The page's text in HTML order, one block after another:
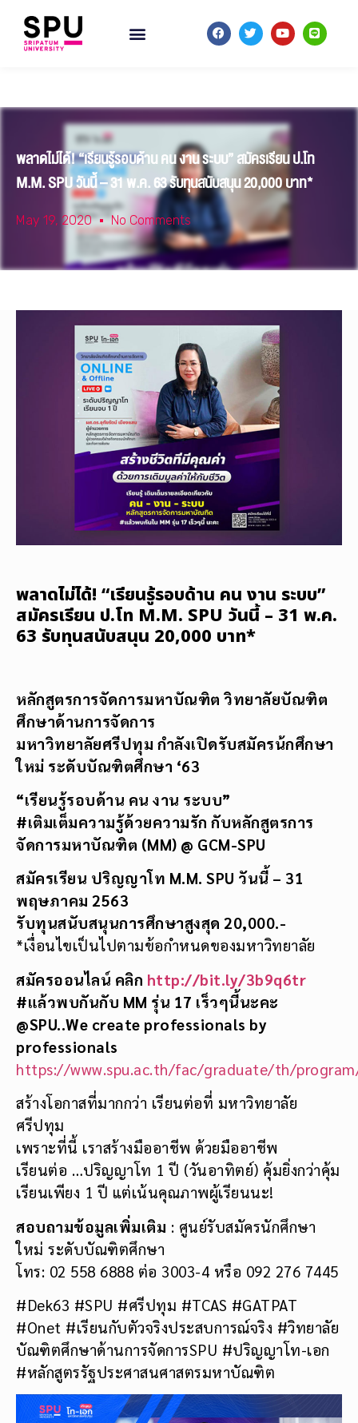
พลาดไม่ได้! “เรียนรู้รอบด้าน คน งาน ระบบ” สมัครเรียน ป.โท
M.M. SPU วันนี้ – 31 พ.ค. 63 รับทุนสนับสนุน 20,000 บาท*
May 19, 2020 No Comments
พลาดไม่ได้! “เรียนรู้รอบด้าน คน งาน ระบบ”
สมัครเรียน ป.โท M.M. SPU วันนี้ – 31 พ.ค.
63 รับทุนสนับสนุน 20,000 บาท*
หลักสูตรการจัดการมหาบัณฑิต วิทยาลัยบัณฑิต
ศึกษาด้านการจัดการ
มหาวิทยาลัยศรีปทุม กำลังเปิดรับสมัครน้กศึกษา
ใหม่ ระดับบัณฑิตศึกษา ‘63
“เรียนรู้รอบด้าน คน งาน ระบบ”
#เติมเต็มความรู้ด้วยความรัก กับหลักสูตรการ
จัดการมหาบัณฑิต (MM) @ GCM-SPU
สมัครเรียน ปริญญาโท M.M. SPU วันนี้ – 31
พฤษภาคม 2563
รับทุนสนับสนุนการศึกษาสูงสุด 20,000.-
*เงื่อนไขเป็นไปตามข้อกำหนดของมหาวิทยาลัย
สมัครออนไลน์ คลิก http://bit.ly/3b9q6tr
#แล้วพบกันกับ MM รุ่น 17 เร็วๆนี้นะคะ
@SPU..We create professionals by
professionals
https://www.spu.ac.th/fac/graduate/th/
สร้างโอกาสที่มากกว่า เรียนต่อที่ มหาวิทยาลัย
ศรีปทุม
เพราะที่นี้ เราสร้างมืออาชีพ ด้วยมืออาชีพ
เรียนต่อ …ปริญญาโท 1 ปี (วันอาทิตย์) คุ้มยิ่งกว่าคุ้ม
เรียนเพียง 1 ปี แต่เน้นคุณภาพผู้เรียนนะ!
สอบถามข้อมูลเพิ่มเติม : ศูนย์รับสมัครนักศึกษา
ใหม่ ระดับบัณฑิตศึกษา
โทร: 02 558 6888 ต่อ 3003-4 หรือ 092 276 7445
#Dek63 #SPU #ศรีปทุม #TCAS #GATPAT
#Onet #เรียนกับตัวจริงประสบการณ์จริง #วิทยาลัย
บัณฑิตศึกษาด้านการจัดการSPU #ปริญญาโท-เอก
#หลักสูตรรัฐประศาสนศาสตรมหาบัณฑิต